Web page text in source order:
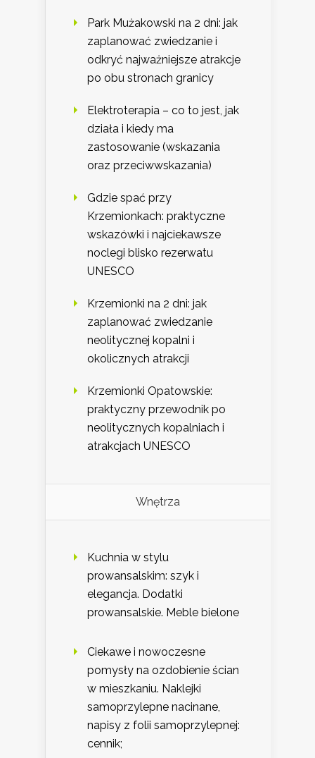
Park Mużakowski na 2 dni: jak
zaplanować zwiedzanie i
odkryć najważniejsze atrakcje
po obu stronach granicy
Elektroterapia – co to jest, jak
działa i kiedy ma
zastosowanie (wskazania
oraz przeciwwskazania)
Gdzie spać przy
Krzemionkach: praktyczne
wskazówki i najciekawsze
noclegi blisko rezerwatu
UNESCO
Krzemionki na 2 dni: jak
zaplanować zwiedzanie
neolitycznej kopalni i
okolicznych atrakcji
Krzemionki Opatowskie:
praktyczny przewodnik po
neolitycznych kopalniach i
atrakcjach UNESCO
Wnętrza
Kuchnia w stylu
prowansalskim: szyk i
elegancja. Dodatki
prowansalskie. Meble bielone
Ciekawe i nowoczesne
pomysły na ozdobienie ścian
w mieszkaniu. Naklejki
samoprzylepne nacinane,
napisy z folii samoprzylepnej:
cennik;